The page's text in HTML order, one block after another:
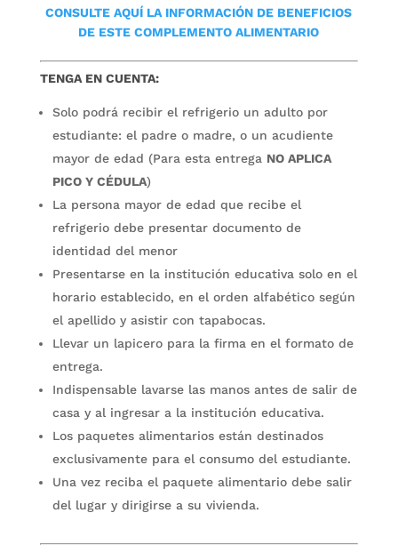
CONSULTE AQUÍ LA INFORMACIÓN DE BENEFICIOS
DE ESTE COMPLEMENTO ALIMENTARIO
TENGA EN CUENTA:
Solo podrá recibir el refrigerio un adulto por
estudiante: el padre o madre, o un acudiente
mayor de edad (Para esta entrega NO APLICA
PICO Y CÉDULA)
La persona mayor de edad que recibe el
refrigerio debe presentar documento de
identidad del menor
Presentarse en la institución educativa solo en el
horario establecido, en el orden alfabético según
el apellido y asistir con tapabocas.
Llevar un lapicero para la firma en el formato de
entrega.
Indispensable lavarse las manos antes de salir de
casa y al ingresar a la institución educativa.
Los paquetes alimentarios están destinados
exclusivamente para el consumo del estudiante.
Una vez reciba el paquete alimentario debe salir
del lugar y dirigirse a su vivienda.